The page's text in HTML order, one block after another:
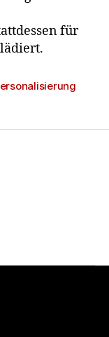
für